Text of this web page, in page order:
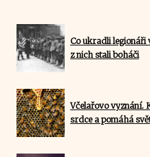
Co ukradli legionáři
z nich stali boháči
Včelařovo vyznání.
srdce a pomáhá